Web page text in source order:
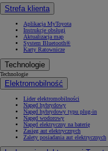
Strefa klienta
Aplikacja MyToyota
Instrukcje obsługi
Aktualizacja map
System Bluetooth®
Karty Ratownicze
Technologie
Technologie
Elektromobilność
Lider elektromobilności
Napęd hybrydowy
Napęd hybrydowy typu plug-in
Napęd wodorowy
Napęd elektryczny na baterię
Zasięg aut elektrycznych
Zalety posiadania aut elektrycznych